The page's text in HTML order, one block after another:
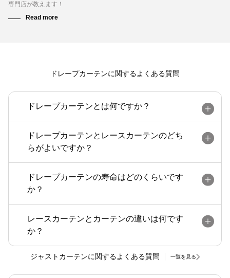
専門店が教えます！
ドレープカーテンに関するよくある質問
ドレープカーテンとは何ですか？
ドレープカーテンとレースカーテンのどち
らがよいですか？
ドレープカーテンの寿命はどのくらいです
か？
レースカーテンとカーテンの違いは何です
か？
ジャストカーテンに関するよくある質問 一覧を見る